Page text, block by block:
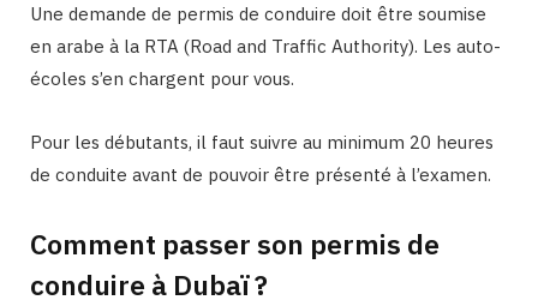
Une demande de permis de conduire doit être soumise
en arabe à la RTA (Road and Traffic Authority). Les auto-
écoles s’en chargent pour vous.
Pour les débutants, il faut suivre au minimum 20 heures
de conduite avant de pouvoir être présenté à l’examen.
Comment passer son permis de
conduire à Dubaï ?